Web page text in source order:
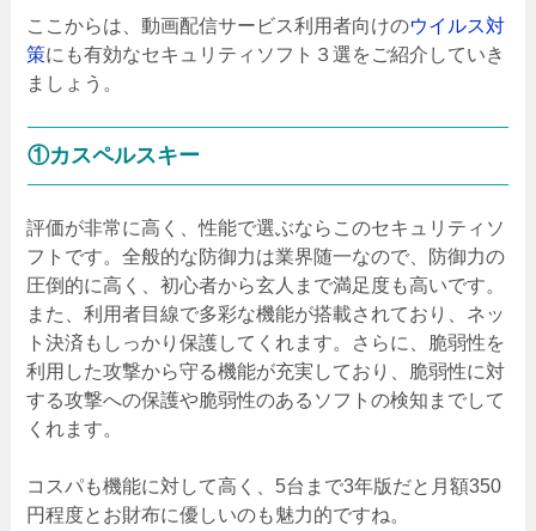
ここからは、動画配信サービス利用者向けのウイルス対
策にも有効なセキュリティソフト３選をご紹介していき
ましょう。
①カスペルスキー
評価が非常に高く、性能で選ぶならこのセキュリティソ
フトです。全般的な防御力は業界随一なので、防御力の
圧倒的に高く、初心者から玄人まで満足度も高いです。
また、利用者目線で多彩な機能が搭載されており、ネッ
ト決済もしっかり保護してくれます。さらに、脆弱性を
利用した攻撃から守る機能が充実しており、脆弱性に対
する攻撃への保護や脆弱性のあるソフトの検知までして
くれます。
コスパも機能に対して高く、5台まで3年版だと月額350
円程度とお財布に優しいのも魅力的ですね。